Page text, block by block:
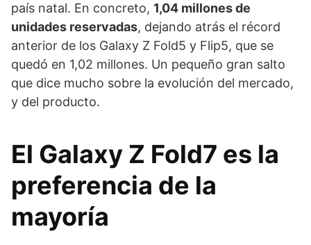
país natal. En concreto, 1,04 millones de
unidades reservadas, dejando atrás el récord
anterior de los Galaxy Z Fold5 y Flip5, que se
quedó en 1,02 millones. Un pequeño gran salto
que dice mucho sobre la evolución del mercado,
y del producto.
El Galaxy Z Fold7 es la
preferencia de la
mayoría